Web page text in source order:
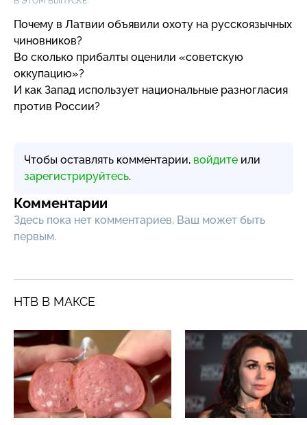
Почему в Латвии объявили охоту на русскоязычных
чиновников?
Во сколько прибалты оценили «советскую
оккупацию»?
И как Запад использует национальные разногласия
против России?
Чтобы оставлять комментарии, войдите или
зарегистрируйтесь.
Комментарии
Здесь пока нет комментариев, Ваш может быть
первым.
НТВ В МАКСЕ